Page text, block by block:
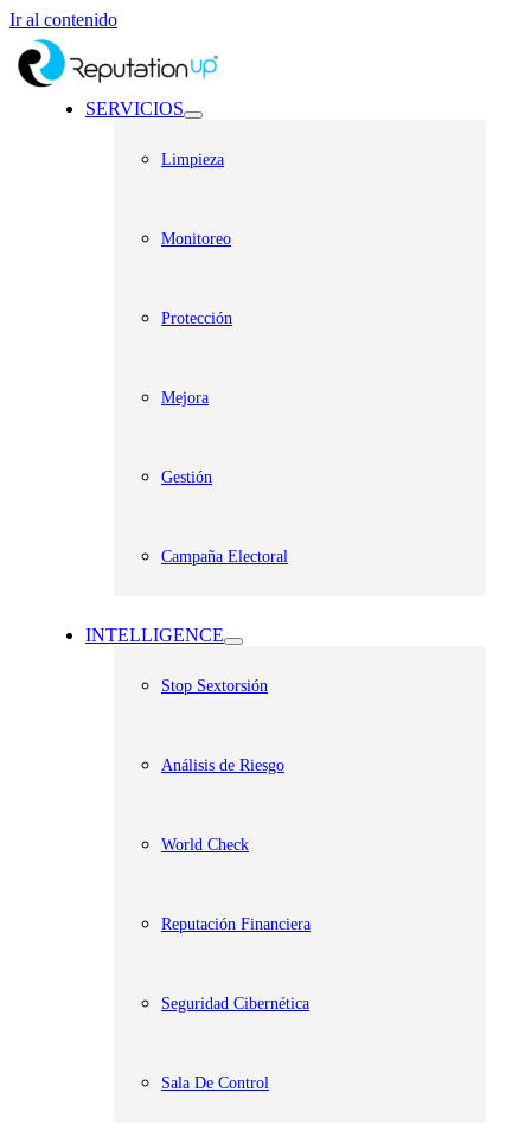
Ir al contenido
SERVICIOS
Limpieza
Monitoreo
Protección
Mejora
Gestión
Campaña Electoral
INTELLIGENCE
Stop Sextorsión
Análisis de Riesgo
World Check
Reputación Financiera
Seguridad Cibernética
Sala De Control